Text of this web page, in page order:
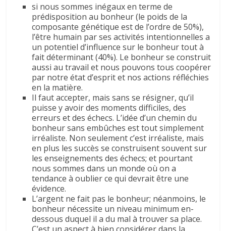
si nous sommes inégaux en terme de
prédisposition au bonheur (le poids de la
composante génétique est de l’ordre de 50%),
l’être humain par ses activités intentionnelles a
un potentiel d’influence sur le bonheur tout à
fait déterminant (40%). Le bonheur se construit
aussi au travail et nous pouvons tous coopérer
par notre état d’esprit et nos actions réfléchies
en la matière.
Il faut accepter, mais sans se résigner, qu’il
puisse y avoir des moments difficiles, des
erreurs et des échecs. L’idée d’un chemin du
bonheur sans embûches est tout simplement
irréaliste. Non seulement c’est irréaliste, mais
en plus les succès se construisent souvent sur
les enseignements des échecs; et pourtant
nous sommes dans un monde où on a
tendance à oublier ce qui devrait être une
évidence.
L’argent ne fait pas le bonheur; néanmoins, le
bonheur nécessite un niveau minimum en-
dessous duquel il a du mal à trouver sa place.